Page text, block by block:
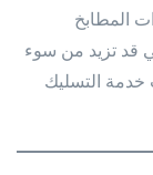
المطابخ
قد تزيد من سوء
التسليك